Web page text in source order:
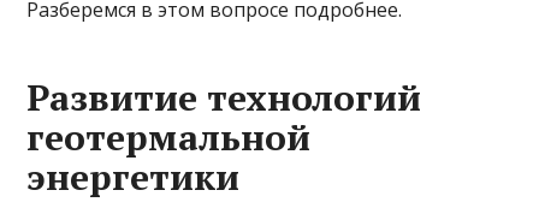
Разберемся в этом вопросе подробнее.
Развитие технологий
геотермальной
энергетики